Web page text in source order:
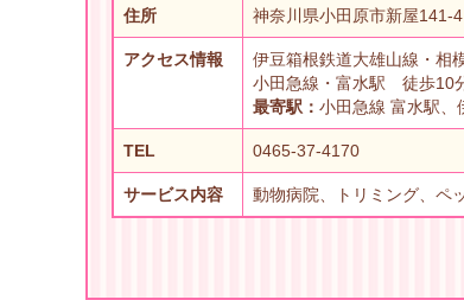
住所 神奈川県小田原市新屋141-4
アクセス情報
伊豆箱根鉄道大雄山線・
小田急線・富水駅 徒歩10
最寄駅： 小田急線 富水駅、
TEL 0465-37-4170
サービス内容 動物病院、トリミング、ペ